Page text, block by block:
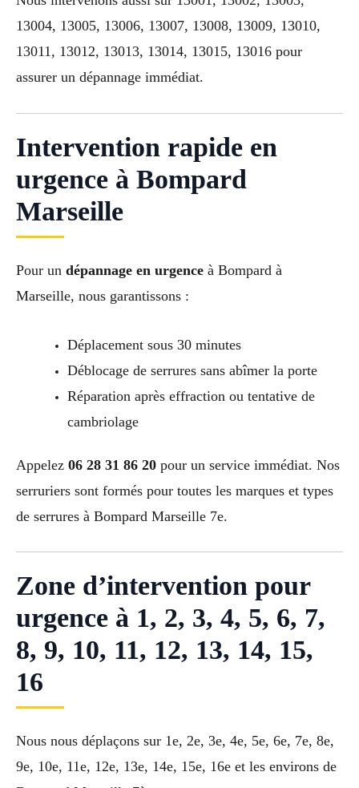
13004, 13005, 13006, 13007, 13008, 13009, 13010,
13011, 13012, 13013, 13014, 13015, 13016 pour
assurer un dépannage immédiat.
Intervention rapide en
urgence à Bompard
Marseille
Pour un dépannage en urgence à Bompard à
Marseille, nous garantissons :
Déplacement sous 30 minutes
Déblocage de serrures sans abîmer la porte
Réparation après effraction ou tentative de
cambriolage
Appelez 06 28 31 86 20 pour un service immédiat. Nos
serruriers sont formés pour toutes les marques et types
de serrures à Bompard Marseille 7e.
Zone d’intervention pour
urgence à 1, 2, 3, 4, 5, 6, 7,
8, 9, 10, 11, 12, 13, 14, 15,
16
Nous nous déplaçons sur 1e, 2e, 3e, 4e, 5e, 6e, 7e, 8e,
9e, 10e, 11e, 12e, 13e, 14e, 15e, 16e et les environs de